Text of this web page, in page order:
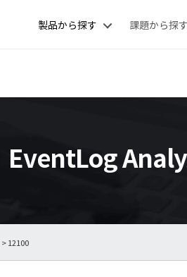
製品から探す 課題から探す
EventLog
> 12100